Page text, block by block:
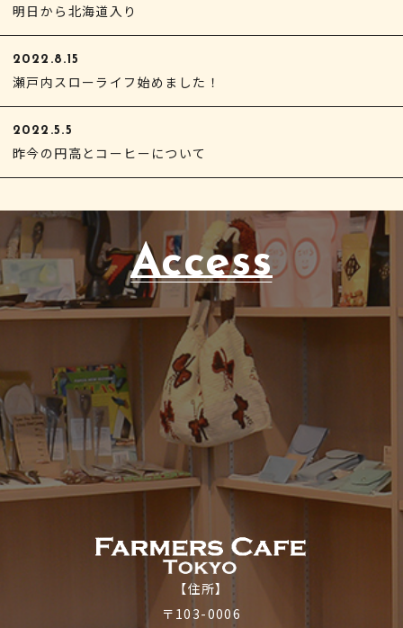
明日から北海道入り
2022.8.15
瀬戸内スローライフ始めました！
2022.5.5
昨今の円高とコーヒーについて
Access
【住所】
〒103-0006